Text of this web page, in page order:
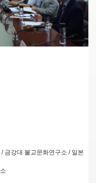
/ 금강대 불교문화연구소 / 일본